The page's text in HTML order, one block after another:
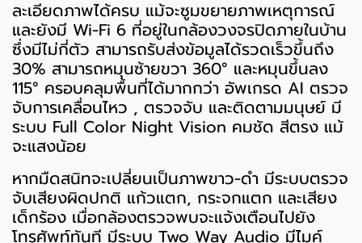
ละเอียดภาพได้ครบ แม้จะซูมขยายภาพเหตุการณ์
และยังมี Wi-Fi 6 ที่อยู่ในกล้องวงจรปิดภายในบ้าน
ซึ่งมีไม่กี่ตัว สามารถรับส่งข้อมูลได้รวดเร็วขึ้นถึง
30% สามารถหมุนซ้ายขวา 360° และหมุนขึ้นลง
115° ครอบคลุมพื้นที่ได้มากกว่า อัพเกรด AI ตรวจ
จับการเคลื่อนไหว , ตรวจจับ และติดตามมนุษย์ มี
ระบบ Full Color Night Vision คมชัด สีตรง แม้
จะแสงน้อย
หากมืดสนิทจะเปลี่ยนเป็นภาพขาว-ดำ มีระบบตรวจ
จับเสียงผิดปกติ แก้วแตก, กระจกแตก และเสียง
เด็กร้อง เมื่อกล้องตรวจพบจะแจ้งเตือนไปยัง
โทรศัพท์ทันที มีระบบ Two Way Audio มีไมค์